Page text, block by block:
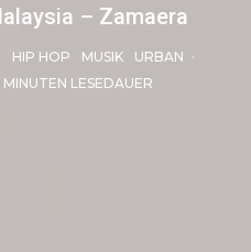
– Zamaera
HIP HOP MUSIK URBAN ·
MINUTEN LESEDAUER